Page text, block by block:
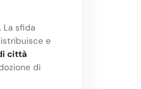
La sfida
e
città
di